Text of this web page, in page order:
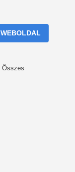
WEBOLDAL
Összes